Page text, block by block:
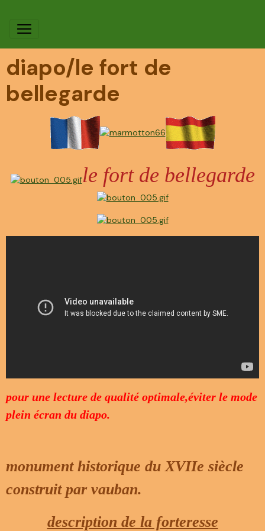
diapo/le fort de
bellegarde
le fort de bellegarde
pour une lecture de qualité optimale,éviter le mode
plein écran du diapo.
monument historique du XVIIe siècle
construit par vauban.
description de la forteresse